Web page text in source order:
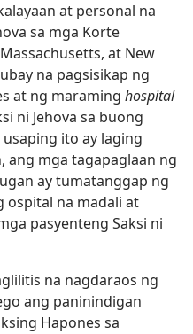
at personal na
sa mga Korte
at New
na pagsisikap ng
at ng maraming hospital
ni Jehova sa buong
ito ay laging
ang mga tagapaglaan ng
ay tumatanggap ng
ospital na madali at
pasyenteng Saksi ni
na nagdaraos ng
ang paninindigan
Hapones sa